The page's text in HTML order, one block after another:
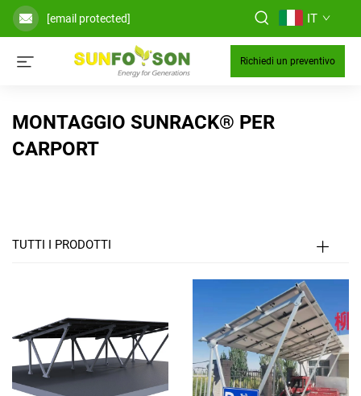
[email protected] IT
Richiedi un preventivo
MONTAGGIO SUNRACK® PER
CARPORT
TUTTI I PRODOTTI